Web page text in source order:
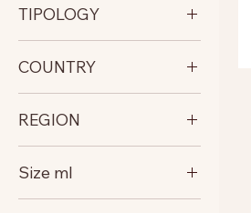
TIPOLOGY
WHITE RICH TEXTURED
COUNTRY
italy
France
Spain
Israel
Australia
REGION
Alsace
Burgundy
Campania
Size ml
750